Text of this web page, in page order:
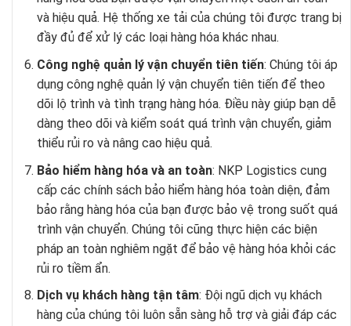
và hiệu quả. Hệ thống xe tải của chúng tôi được trang bị
đầy đủ để xử lý các loại hàng hóa khác nhau.
Công nghệ quản lý vận chuyển tiên tiến: Chúng tôi áp
dụng công nghệ quản lý vận chuyển tiên tiến để theo
dõi lộ trình và tình trạng hàng hóa. Điều này giúp bạn dễ
dàng theo dõi và kiểm soát quá trình vận chuyển, giảm
thiểu rủi ro và nâng cao hiệu quả.
Bảo hiểm hàng hóa và an toàn: NKP Logistics cung
cấp các chính sách bảo hiểm hàng hóa toàn diện, đảm
bảo rằng hàng hóa của bạn được bảo vệ trong suốt quá
trình vận chuyển. Chúng tôi cũng thực hiện các biện
pháp an toàn nghiêm ngặt để bảo vệ hàng hóa khỏi các
rủi ro tiềm ẩn.
Dịch vụ khách hàng tận tâm: Đội ngũ dịch vụ khách
hàng của chúng tôi luôn sẵn sàng hỗ trợ và giải đáp các